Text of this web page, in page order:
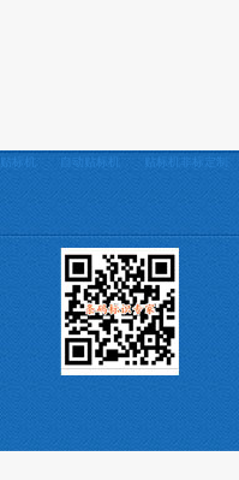
贴标机 自动贴标机 贴标机非标定制